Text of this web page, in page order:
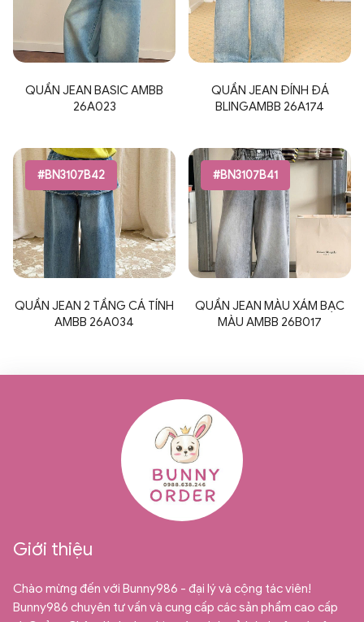
QUẦN JEAN BASIC AMBB
26A023
QUẦN JEAN ĐÍNH ĐÁ
BLINGAMBB 26A174
#BN3107B42
QUẦN JEAN 2 TẦNG CÁ TÍNH
AMBB 26A034
#BN3107B41
QUẦN JEAN MÀU XÁM BẠC
MÀU AMBB 26B017
Giới thiệu
Chào mừng đến với Bunny986 - đại lý và cộng tác viên!
Bunny986 chuyên tư vấn và cung cấp các sản phẩm cao cấp